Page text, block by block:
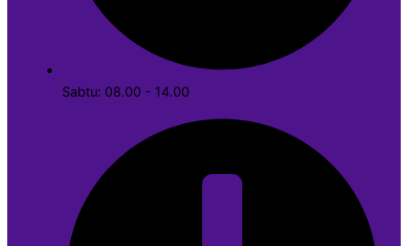
Sabtu: 08.00 - 14.00